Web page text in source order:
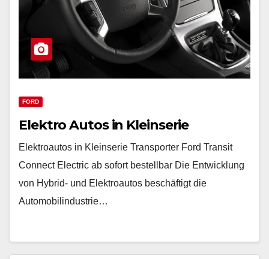
FORD
Elektro Autos in Kleinserie
Elektroautos in Kleinserie Transporter Ford Transit
Connect Electric ab sofort bestellbar Die Entwicklung
von Hybrid- und Elektroautos beschäftigt die
Automobilindustrie…